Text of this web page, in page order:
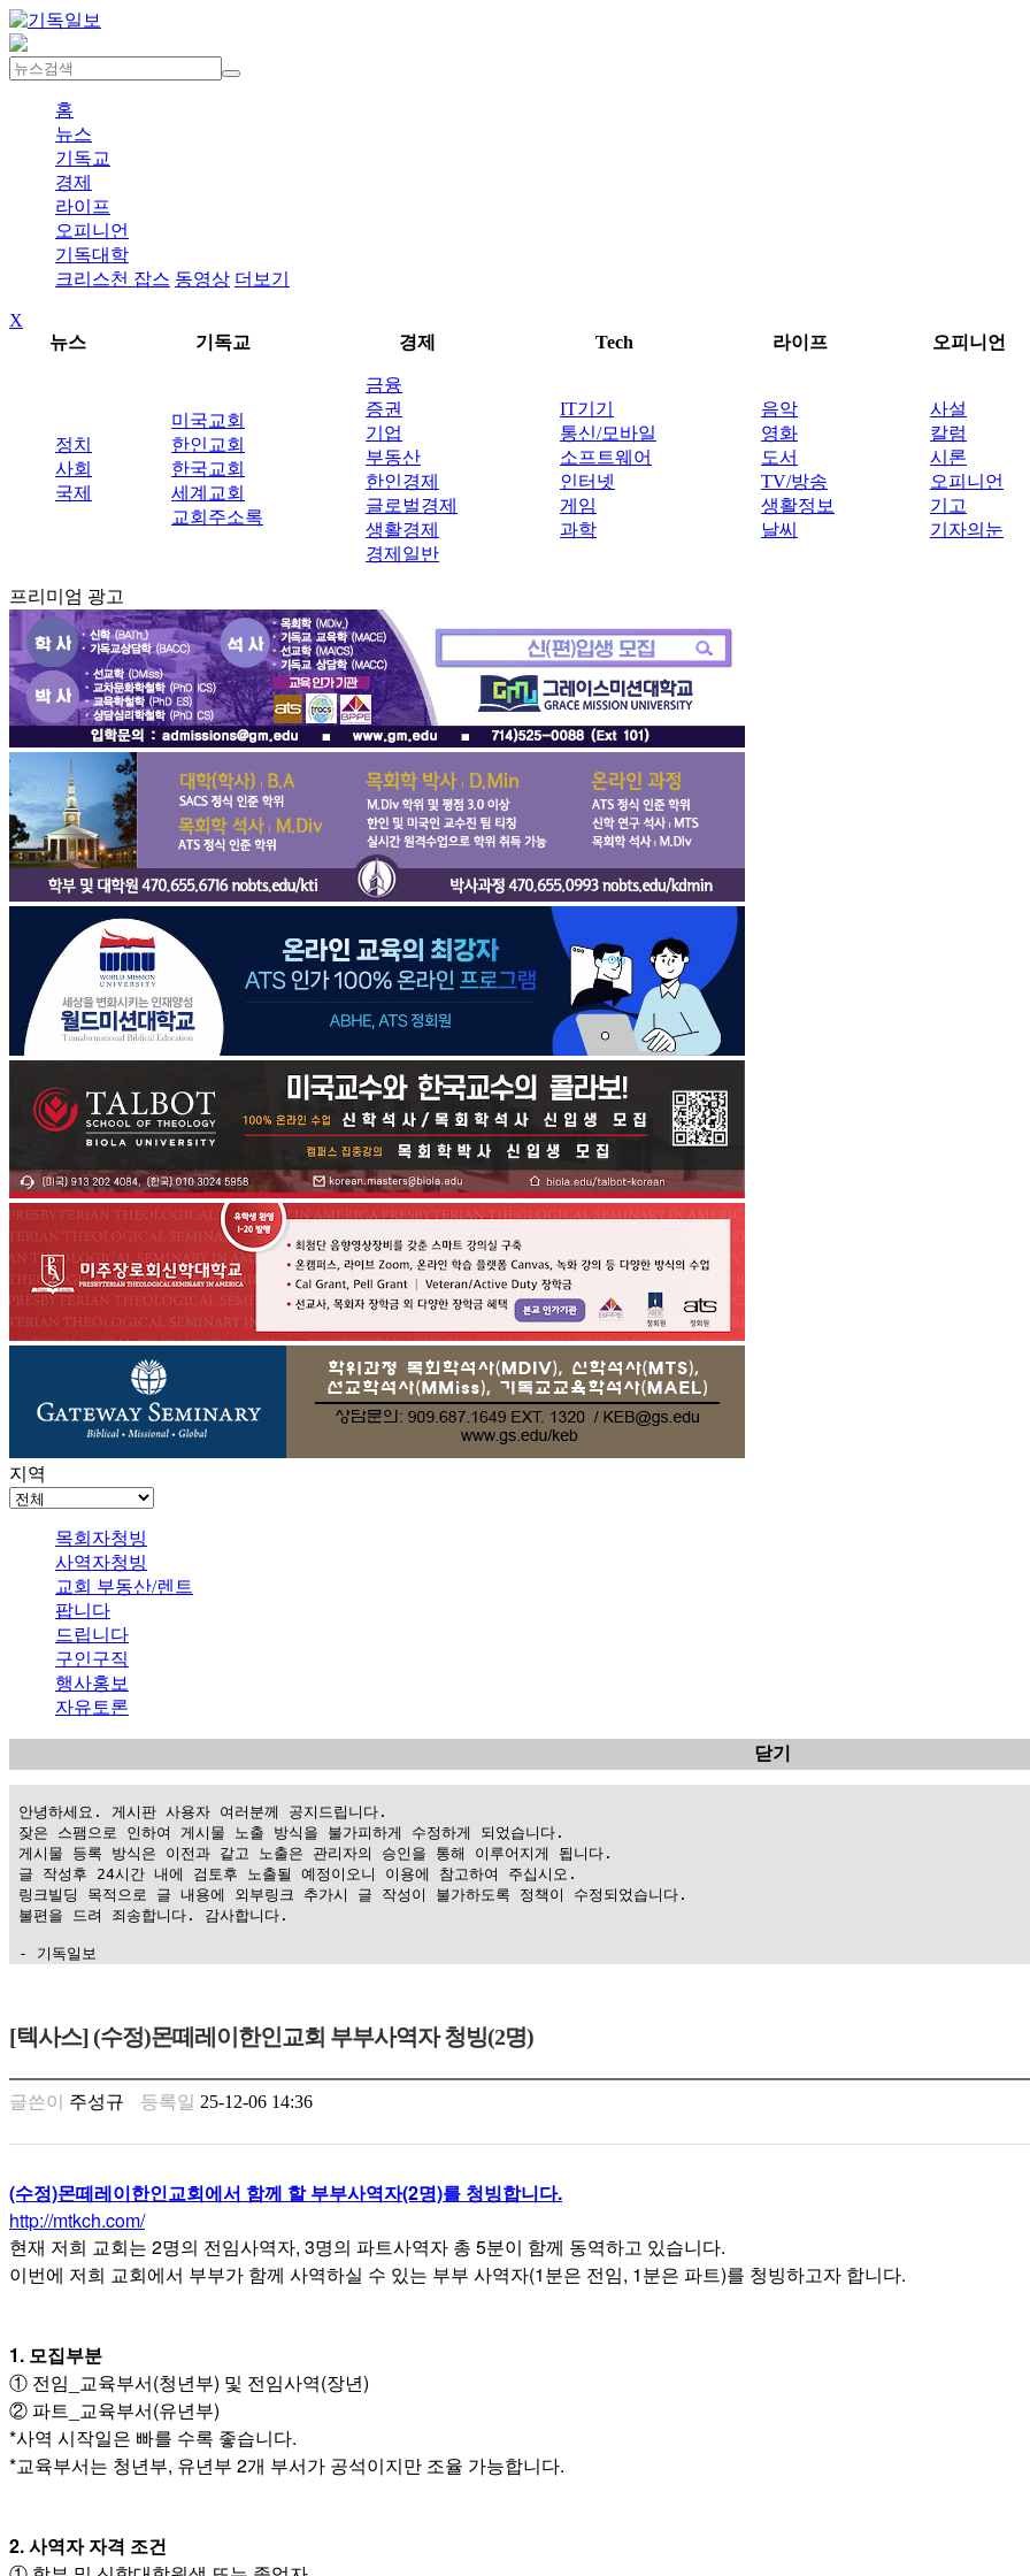
홈
뉴스
기독교
경제
라이프
오피니언
기독대학
크리스천 잡스 동영상 더보기
X
뉴스
기독교 경제 Tech 라이프 오피니언
정치
사회
국제
미국교회
한인교회
한국교회
세계교회
교회주소록
금융
증권
기업
부동산
한인경제
글로벌경제
생활경제
경제일반
IT기기
통신/모바일
소프트웨어
인터넷
게임
과학
음악
영화
도서
TV/방송
생활정보
날씨
사설
칼럼
시론
오피니언
기고
기자의눈
프리미엄 광고
지역
목회자청빙
사역자청빙
교회 부동산/렌트
팝니다
드립니다
구인구직
행사홍보
자유토론
닫기
안녕하세요. 게시판 사용자 여러분께 공지드립니다.
잦은 스팸으로 인하여 게시물 노출 방식을 불가피하게 수정하게 되었습니다.
게시물 등록 방식은 이전과 같고 노출은 관리자의 승인을 통해 이루어지게 됩니다.
글 작성후 24시간 내에 검토후 노출될 예정이오니 이용에 참고하여 주십시오.
링크빌딩 목적으로 글 내용에 외부링크 추가시 글 작성이 불가하도록 정책이 수정되었습니다.
불편을 드려 죄송합니다. 감사합니다.
- 기독일보
만
찾
기
링
크
밍
키
넷
minky
합
체
출
장
안
브
약
[텍사스] (수정)몬떼레이한인교회 부부사역자 청빙(2명)
글쓴이 주성규 등록일 25-12-06 14:36
(수정)몬떼레이한인교회에서 함께 할 부부사역자(2명)를 청빙합니다.
http://mtkch.com/
현재 저희 교회는 2명의 전임사역자, 3명의 파트사역자 총 5분이 함께 동역하고 있습니다.
이번에 저희 교회에서 부부가 함께 사역하실 수 있는 부부 사역자(1분은 전임, 1분은 파트)를 청빙하고자 합니다.
1. 모집부분
① 전임_교육부서(청년부) 및 전임사역(장년)
② 파트_교육부서(유년부)
*사역 시작일은 빠를 수록 좋습니다.
*교육부서는 청년부, 유년부 2개 부서가 공석이지만 조율 가능합니다.
2. 사역자 자격 조건